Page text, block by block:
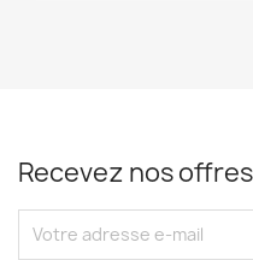
Recevez nos